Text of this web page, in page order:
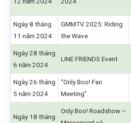
Ngày 8 tháng
11 năm 2024
GMMTV 2025: Riding
the Wave
Ngày 28 tháng
6 năm 2024
LINE FRIENDS Event
Ngày 26 tháng
5 năm 2024
“Only Boo! Fan
Meeting”
Ngày 18 tháng
Only Boo! Roadshow –